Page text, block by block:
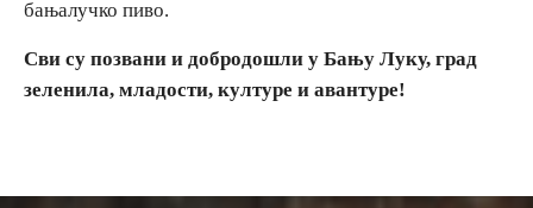
бањалучко пиво.
Сви су позвани и добродошли у Бању Луку, град
зеленила, младости, културе и авантуре!